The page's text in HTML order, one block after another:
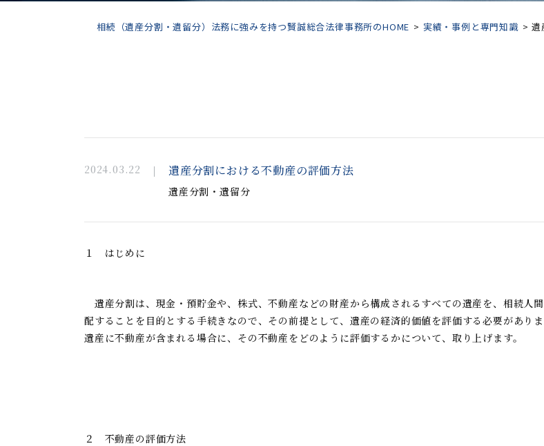
相続（遺産分割・遺留分）法務に強みを持つ賢誠総合法律事務所のHOME 実績・事例と専門知識 遺
2024.03.22 遺産分割における不動産の評価方法
遺産分割・遺留分
１ はじめに
遺産分割は、現金・預貯金や、株式、不動産などの財産から構成されるすべての遺産を、相続人
配することを目的とする手続きなので、その前提として、遺産の経済的価値を評価する必要がありま
遺産に不動産が含まれる場合に、その不動産をどのように評価するかについて、取り上げます。
２ 不動産の評価方法